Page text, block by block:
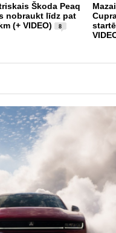
Škoda Peaq
nobraukt līdz pat
(+ VIDEO)
8